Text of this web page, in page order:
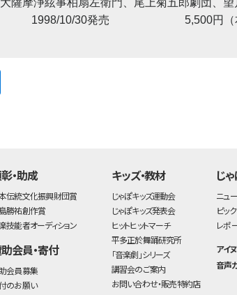
薩摩浄絃事柏扇左衛門、尾上菊五郎劇団、望
1998/10/30発売
5,500円（
・助成
伝統文化振興財団賞
勝祐創作賞
技能者オーディション
会員・寄付
会員募集
のお願い
キッズ・教材
じゃぽキッズ運動会
じゃぽキッズ発表会
ヒットヒットマーチ
平多正於舞踊研究所
「音楽劇」シリーズ
講習会のご案内
お問い合わせ・販売特約店
じ
ニュ
ピッ
レポ
アイ
音声